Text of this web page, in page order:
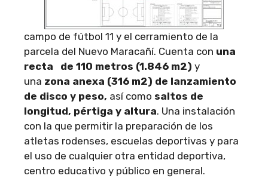
campo de fútbol 11 y el cerramiento de la
parcela del Nuevo Maracañí. Cuenta con una
recta de 110 metros (1.846 m2) y
una zona anexa (316 m2) de lanzamiento
de disco y peso, así como saltos de
longitud, pértiga y altura. Una instalación
con la que permitir la preparación de los
atletas rodenses, escuelas deportivas y para
el uso de cualquier otra entidad deportiva,
centro educativo y público en general.